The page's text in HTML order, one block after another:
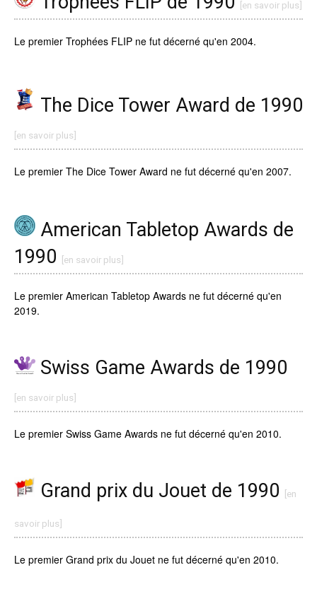
[en savoir plus]
Le premier Trophées FLIP ne fut décerné qu'en 2004.
The Dice Tower Award de 1990
[en savoir plus]
Le premier The Dice Tower Award ne fut décerné qu'en 2007.
American Tabletop Awards de
1990 [en savoir plus]
Le premier American Tabletop Awards ne fut décerné qu'en
2019.
Swiss Game Awards de 1990
[en savoir plus]
Le premier Swiss Game Awards ne fut décerné qu'en 2010.
Grand prix du Jouet de 1990 [en
savoir plus]
Le premier Grand prix du Jouet ne fut décerné qu'en 2010.